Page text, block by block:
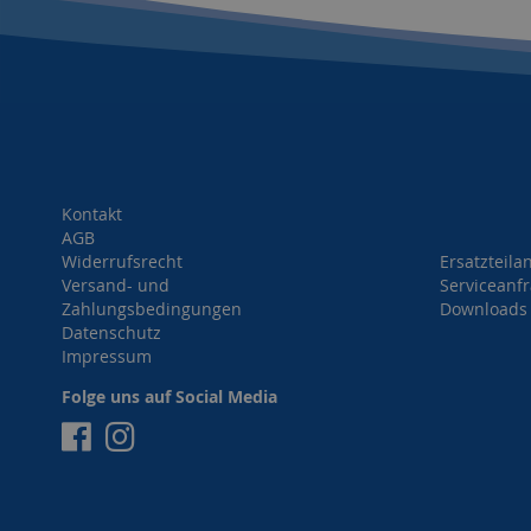
Kontakt
AGB
Widerrufsrecht
Versand- und
Zahlungsbedingungen
Datenschutz
Impressum
Downloads
Folge uns auf Social Media
Facebook
Instagram